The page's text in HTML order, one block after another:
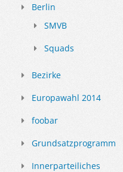
Berlin
SMVB
Squads
Bezirke
Europawahl 2014
foobar
Grundsatzprogramm
Innerparteiliches